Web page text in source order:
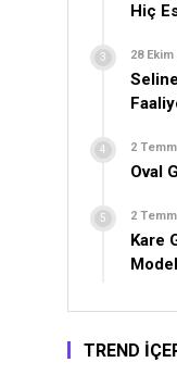
Hiç
28 Ekim
2
Oval
2
Kare
TREND